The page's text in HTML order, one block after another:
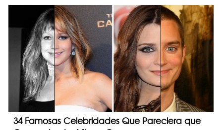
34 Famosas Celebridades Que Pareciera que